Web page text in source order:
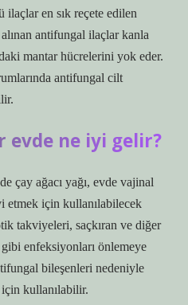
en sık reçete edilen
antifungal ilaçlar kanla
mantar hücrelerini yok eder.
antifungal cilt
evde ne iyi gelir?
çay ağacı yağı, evde vajinal
etmek için kullanılabilecek
takviyeleri, saçkıran ve diğer
enfeksiyonları önlemeye
bileşenleri nedeniyle
kullanılabilir.